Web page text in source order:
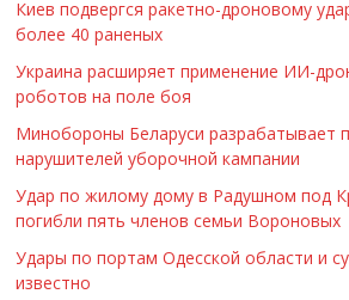
Киев подвергся ракетно-дроновому
более 40 раненых
Украина расширяет применение ИИ-
роботов на поле боя
Минобороны Беларуси разрабатывает
нарушителей уборочной кампании
Удар по жилому дому в Радушном под
погибли пять членов семьи Вороновых
Удары по портам Одесской области и
известно